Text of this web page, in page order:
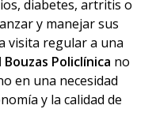
diabetes, artritis o
y manejar sus
visita regular a una
Bouzas Policlínica no
en una necesidad
y la calidad de